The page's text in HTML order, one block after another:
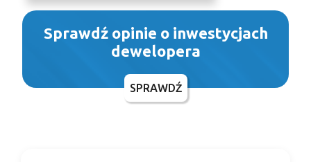
Sprawdź opinie o inwestycjach
dewelopera
SPRAWDŹ